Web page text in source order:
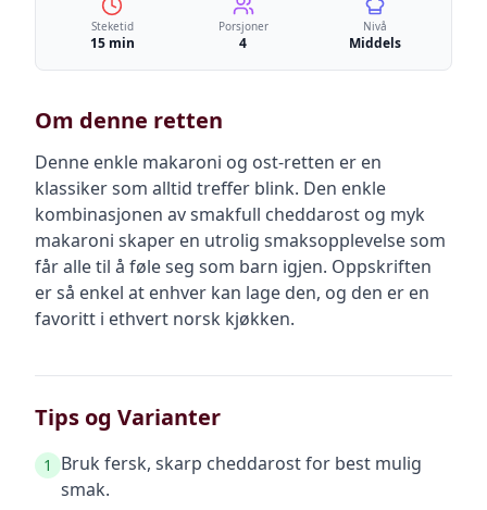
Steketid
15 min
Porsjoner
4
Nivå
Middels
Om denne retten
Denne enkle makaroni og ost-retten er en
klassiker som alltid treffer blink. Den enkle
kombinasjonen av smakfull cheddarost og myk
makaroni skaper en utrolig smaksopplevelse som
får alle til å føle seg som barn igjen. Oppskriften
er så enkel at enhver kan lage den, og den er en
favoritt i ethvert norsk kjøkken.
Tips og Varianter
1
Bruk fersk, skarp cheddarost for best mulig
smak.